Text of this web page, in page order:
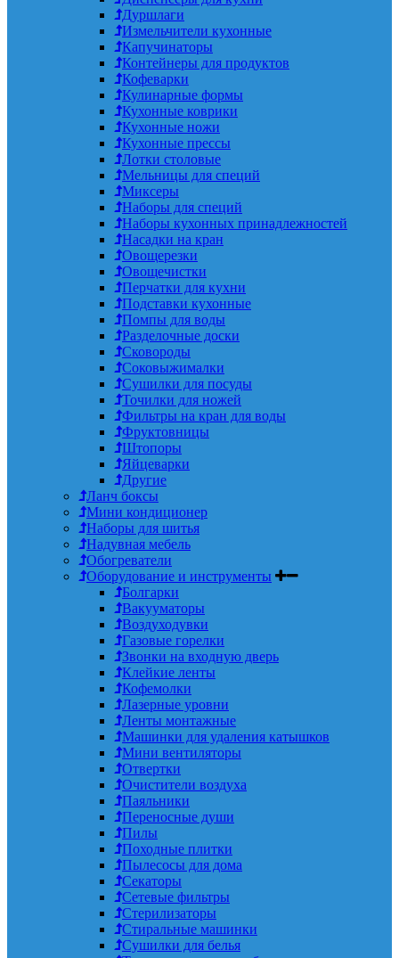
Дуршлаги
Измельчители кухонные
Капучинаторы
Контейнеры для продуктов
Кофеварки
Кулинарные формы
Кухонные коврики
Кухонные ножи
Кухонные прессы
Лотки столовые
Мельницы для специй
Миксеры
Наборы для специй
Наборы кухонных принадлежностей
Насадки на кран
Овощерезки
Овощечистки
Перчатки для кухни
Подставки кухонные
Помпы для воды
Разделочные доски
Сковороды
Соковыжималки
Сушилки для посуды
Точилки для ножей
Фильтры на кран для воды
Фруктовницы
Штопоры
Яйцеварки
Другие
Ланч боксы
Мини кондиционер
Наборы для шитья
Надувная мебель
Обогреватели
Оборудование и инструменты
Болгарки
Вакууматоры
Воздуходувки
Газовые горелки
Звонки на входную дверь
Клейкие ленты
Кофемолки
Лазерные уровни
Ленты монтажные
Машинки для удаления катышков
Мини вентиляторы
Отвертки
Очистители воздуха
Паяльники
Переносные души
Пилы
Походные плитки
Пылесосы для дома
Секаторы
Сетевые фильтры
Стерилизаторы
Стиральные машинки
Сушилки для белья